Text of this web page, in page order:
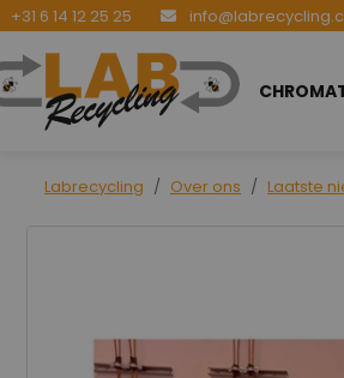
+31 6 14 12 25 25
Labrecycling Over ons Laatste